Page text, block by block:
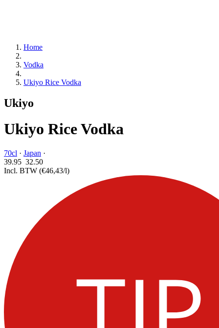
Home
Vodka
Ukiyo Rice Vodka
Ukiyo
Ukiyo Rice Vodka
70cl · Japan ·
39.95 32.50
Incl. BTW (€46,43/l)